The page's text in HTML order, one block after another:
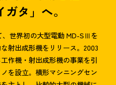
タ」へ。
、世界初の大型電動 MD-SⅢを
射出成形機をリリース。2003
作機・射出成形機の事業を引
を設立。横形マシニングセン